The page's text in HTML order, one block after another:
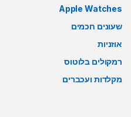
Apple Watches
שעונים חכמים
אוזניות
רמקולים בלוטוס
מקלדות ועכברים